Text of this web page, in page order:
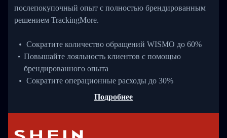
послепокупочный опыт с полностью брендированным
решением TrackingMore.
Сократите количество обращений WISMO до 60%
Повышайте лояльность клиентов с помощью
брендированного опыта
Сократите операционные расходы до 30%
Подробнее